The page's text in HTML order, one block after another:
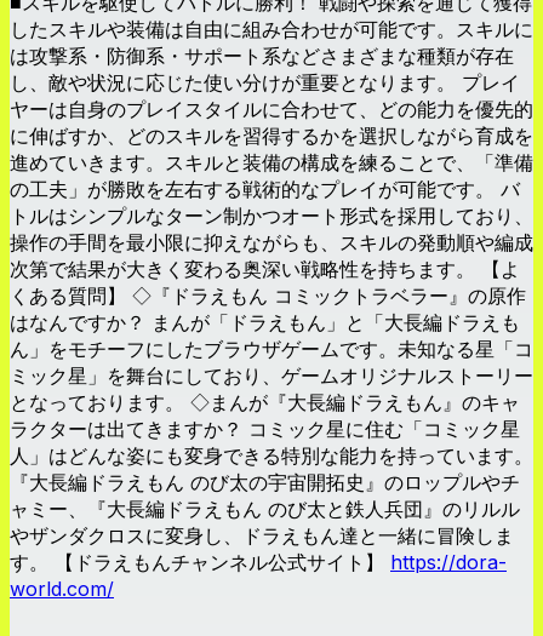
したスキルや装備は自由に組み合わせが可能です。スキルに
は攻撃系・防御系・サポート系などさまざまな種類が存在
し、敵や状況に応じた使い分けが重要となります。 プレイ
ヤーは自身のプレイスタイルに合わせて、どの能力を優先的
に伸ばすか、どのスキルを習得するかを選択しながら育成を
進めていきます。スキルと装備の構成を練ることで、「準備
の工夫」が勝敗を左右する戦術的なプレイが可能です。 バ
トルはシンプルなターン制かつオート形式を採用しており、
操作の手間を最小限に抑えながらも、スキルの発動順や編成
次第で結果が大きく変わる奥深い戦略性を持ちます。 【よ
くある質問】 ◇『ドラえもん コミックトラベラー』の原作
はなんですか？ まんが「ドラえもん」と「大長編ドラえも
ん」をモチーフにしたブラウザゲームです。未知なる星「コ
ミック星」を舞台にしており、ゲームオリジナルストーリー
となっております。 ◇まんが『大長編ドラえもん』のキャ
ラクターは出てきますか？ コミック星に住む「コミック星
人」はどんな姿にも変身できる特別な能力を持っています。
『大長編ドラえもん のび太の宇宙開拓史』のロップルやチ
ャミー、『大長編ドラえもん のび太と鉄人兵団』のリルル
やザンダクロスに変身し、ドラえもん達と一緒に冒険しま
す。 【ドラえもんチャンネル公式サイト】 https://dora-
world.com/